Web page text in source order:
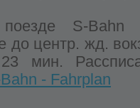
S-
до центр. жд.
мин.
- Fahrplan